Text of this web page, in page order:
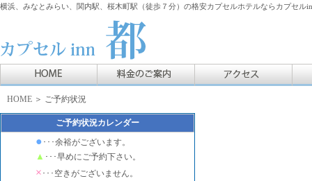
横浜、みなとみらい、関内駅、桜木町駅（徒歩７分）の格安カプセルホテルならカプセル
HOME ＞ ご予約状況
ご予約状況カレンダー
● ･･･余裕がございます。
▲ ･･･早めにご予約下さい。
× ･･･空きがございません。